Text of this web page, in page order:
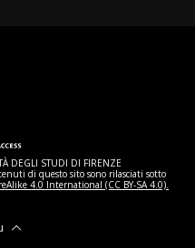
DEGLI STUDI DI FIRENZE
di questo sito sono rilasciati sotto
4.0 International (CC BY-SA 4.0).